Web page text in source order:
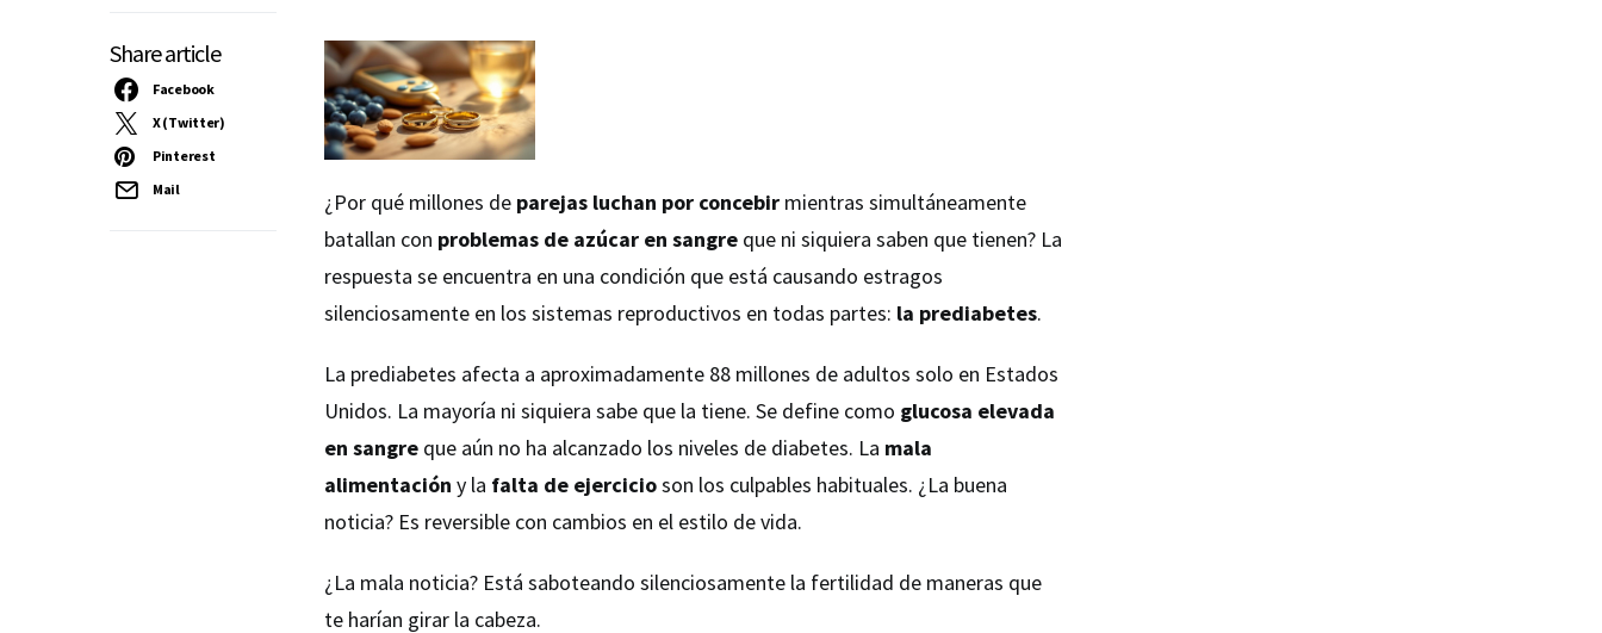
Share article
Facebook
X (Twitter)
Pinterest
Mail
¿Por qué millones de parejas luchan por concebir mientras simultáneamente
batallan con problemas de azúcar en sangre que ni siquiera saben que tienen? La
respuesta se encuentra en una condición que está causando estragos
silenciosamente en los sistemas reproductivos en todas partes: la prediabetes.
La prediabetes afecta a aproximadamente 88 millones de adultos solo en Estados
Unidos. La mayoría ni siquiera sabe que la tiene. Se define como glucosa elevada
en sangre que aún no ha alcanzado los niveles de diabetes. La mala
alimentación y la falta de ejercicioson los culpables habituales. ¿La buena
noticia? Es reversible con cambios en el estilo de vida.
¿La mala noticia? Está saboteando silenciosamente la fertilidad de maneras que
te harían girar la cabeza.